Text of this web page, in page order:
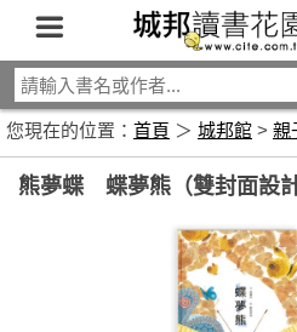
您現在的位置： 首頁 ＞ 城邦館 > 親
熊夢蝶 蝶夢熊（雙封面設